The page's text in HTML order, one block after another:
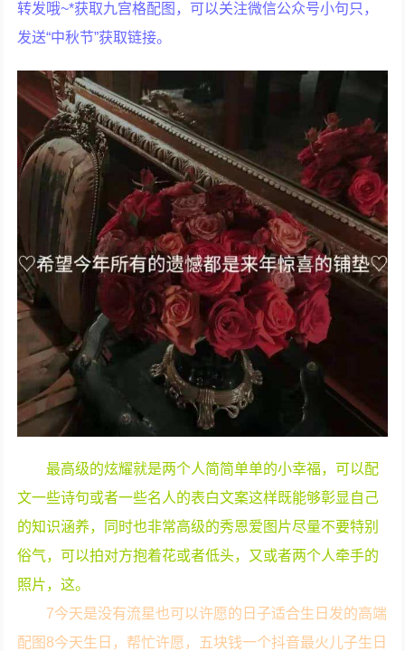
转发哦~*获取九宫格配图，可以关注微信公众号小句只，
发送“中秋节”获取链接。
最高级的炫耀就是两个人简简单单的小幸福，可以配
文一些诗句或者一些名人的表白文案这样既能够彰显自己
的知识涵养，同时也非常高级的秀恩爱图片尽量不要特别
俗气，可以拍对方抱着花或者低头，又或者两个人牵手的
照片，这。
7今天是没有流星也可以许愿的日子适合生日发的高端
配图8今天生日，帮忙许愿，五块钱一个抖音最火儿子生日